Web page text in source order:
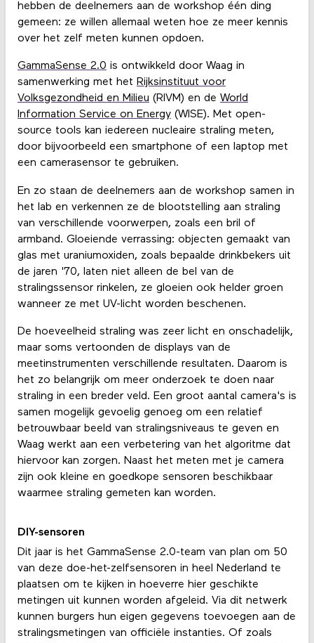
hebben de deelnemers aan de workshop één ding
gemeen: ze willen allemaal weten hoe ze meer kennis
over het zelf meten kunnen opdoen.
GammaSense 2.0 is ontwikkeld door Waag in
samenwerking met het Rijksinstituut voor
Volksgezondheid en Milieu (RIVM) en de World
Information Service on Energy(WISE). Met open-
source tools kan iedereen nucleaire straling meten,
door bijvoorbeeld een smartphone of een laptop met
een camerasensor te gebruiken.
En zo staan ​​de deelnemers aan de workshop samen in
het lab en verkennen ze de blootstelling aan straling
van verschillende voorwerpen, zoals een bril of
armband. Gloeiende verrassing: objecten gemaakt van
glas met uraniumoxiden, zoals bepaalde drinkbekers uit
de jaren '70, laten niet alleen de bel van de
stralingssensor rinkelen, ze gloeien ook helder groen
wanneer ze met UV-licht worden beschenen.
De hoeveelheid straling was zeer licht en onschadelijk,
maar soms vertoonden de displays van de
meetinstrumenten verschillende resultaten. Daarom is
het zo belangrijk om meer onderzoek te doen naar
straling in een breder veld. Een groot aantal camera's is
samen mogelijk gevoelig genoeg om een ​​relatief
betrouwbaar beeld van stralingsniveaus te geven en
Waag werkt aan een verbetering van het algoritme dat
hiervoor kan zorgen. Naast het meten met je camera
zijn ook kleine en goedkope sensoren beschikbaar
waarmee straling gemeten kan worden.
DIY-sensoren
Dit jaar is het GammaSense 2.0-team van plan om 50
van deze doe-het-zelfsensoren in heel Nederland te
plaatsen om te kijken in hoeverre hier geschikte
metingen uit kunnen worden afgeleid. Via dit netwerk
kunnen burgers hun eigen gegevens toevoegen aan de
stralingsmetingen van officiële instanties. Of zoals